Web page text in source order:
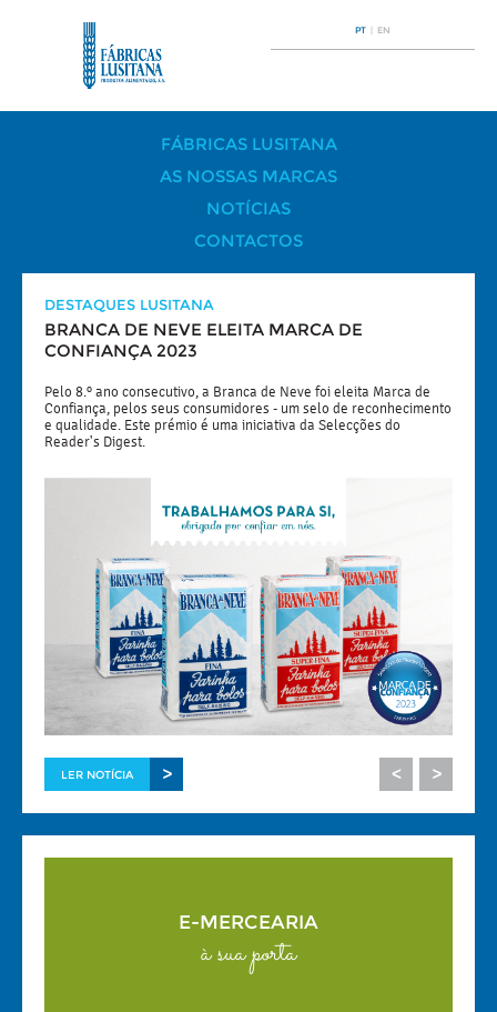
PT EN
FÁBRICAS LUSITANA
AS NOSSAS MARCAS
NOTÍCIAS
CONTACTOS
DESTAQUES LUSITANA
BRANCA DE NEVE ELEITA MARCA DE
CONFIANÇA 2023
Pelo 8.º ano consecutivo, a Branca de Neve foi eleita Marca de
Confiança, pelos seus consumidores - um selo de reconhecimento
e qualidade. Este prémio é uma iniciativa da Selecções do
Reader's Digest.
LER NOTÍCIA > < >
E-MERCEARIA
à sua porta